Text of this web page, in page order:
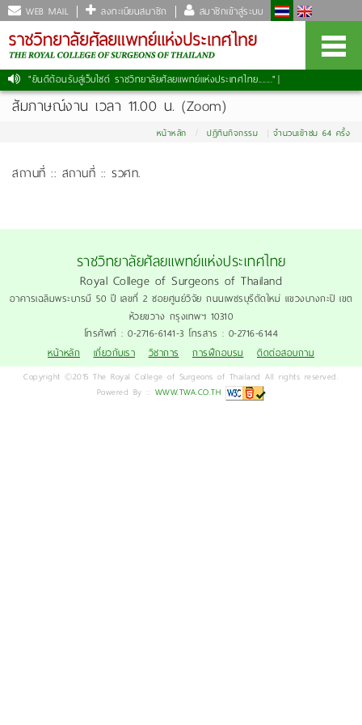
WEB MAIL ลงทะเบียนสมาชิก สมาชิกเข้าสู่ระบบ
"ยินดีต้อนรับสู่เว็บไซต์ ราชวิทยาลัยศัลยแพทย์แห่งประเทศไทย......." |
สัมภาษณ์งาน เวลา 11.00 น. (Zoom)
หน้าหลัก ปฏิทินกิจกรรม จำนวนเข้าชม 64 ครั้ง
สถานที่ :: สถานที่ :: รวศท.
ราชวิทยาลัยศัลยแพทย์แห่งประเทศไทย
Royal College of Surgeons of Thailand
อาคารเฉลิมพระบารมี 50 ปี เลขที่ 2 ซอยศูนย์วิจัย ถนนเพชรบุรีตัดใหม่ แขวงบางกะปิ เขต
ห้วยขวาง กรุงเทพฯ 10310
โทรศัพท์ : 0-2716-6141-3 โทรสาร : 0-2716-6144
หน้าหลัก
เกี่ยวกับเรา วิชาการ การฝึกอบรม ติดต่อสอบถาม
Copyright ©2015 The Royal College of Surgeons of Thailand All rights reserved.
Powered By :: WWW.TWA.CO.TH